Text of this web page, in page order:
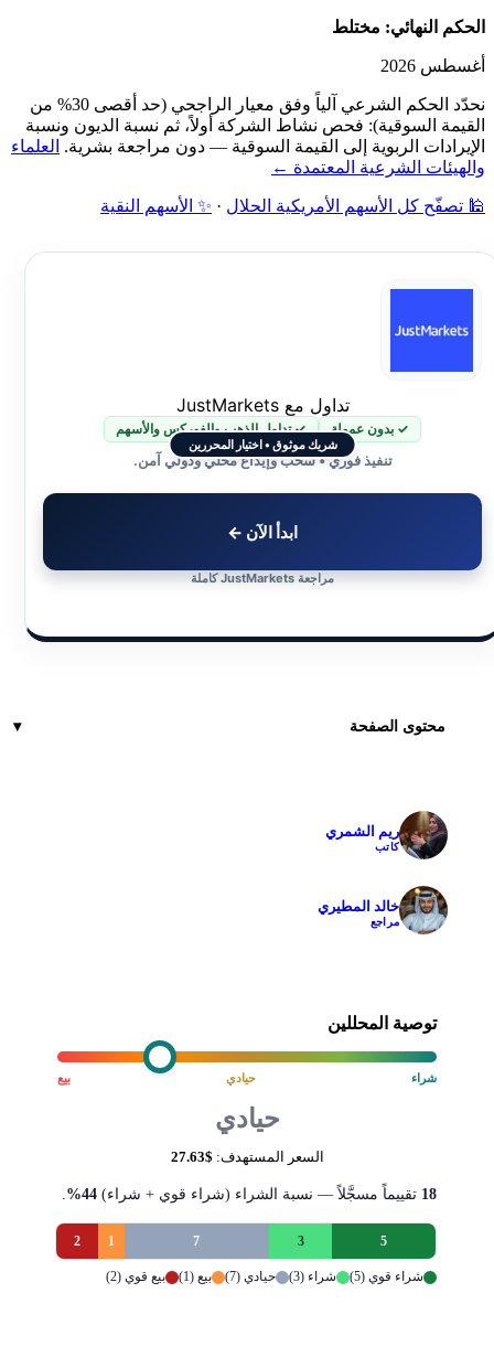
الحكم النهائي: مختلط
أغسطس 2026
نحدّد الحكم الشرعي آلياً وفق معيار الراجحي (حد أقصى 30% من
القيمة السوقية): فحص نشاط الشركة أولاً، ثم نسبة الديون ونسبة
الإيرادات الربوية إلى القيمة السوقية — دون مراجعة بشرية. العلماء
والهيئات الشرعية المعتمدة ←
🕌 تصفّح كل الأسهم الأمريكية الحلال · ✨ الأسهم النقية
شريك موثوق • اختيار المحررين
تداول مع JustMarkets
✓ بدون عمولة ✓ تداول الذهب والفوركس والأسهم
تنفيذ فوري • سحب وإيداع محلي ودولي آمن.
ابدأ الآن ←
مراجعة JustMarkets كاملة
محتوى الصفحة
ريم الشمري
كاتب
خالد المطيري
مراجع
توصية المحللين
بيع حيادي شراء
حيادي
السعر المستهدف: $27.63
18تقييماً مسجَّلاً — نسبة الشراء (شراء قوي + شراء) 44%
.
5
3
7
1
2
شراء قوي (5) شراء (3) حيادي (7) بيع (1) بيع قوي (2)